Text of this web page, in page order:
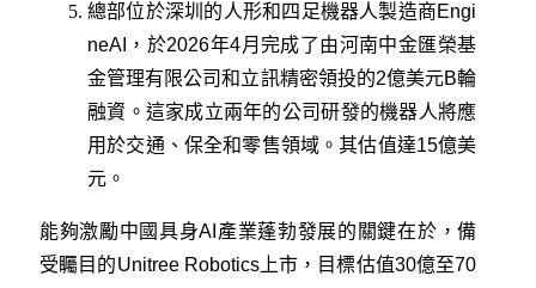
總部位於深圳的人形和四足機器人製造商Engi
neAI，於2026年4月完成了由河南中金匯榮基
金管理有限公司和立訊精密領投的2億美元B輪
融資。這家成立兩年的公司研發的機器人將應
用於交通、保全和零售領域。其估值達15億美
元。
能夠激勵中國具身AI產業蓬勃發展的關鍵在於，備
受矚目的Unitree Robotics上市，目標估值30億至70